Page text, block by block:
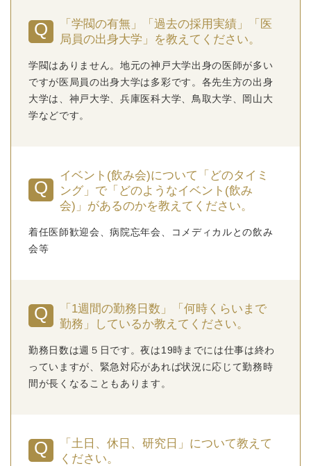
「学閥の有無」「過去の採用実績」「医
局員の出身大学」を教えてください。
学閥はありません。地元の神戸大学出身の医師が多い
ですが医局員の出身大学は多彩です。各先生方の出身
大学は、神戸大学、兵庫医科大学、鳥取大学、岡山大
学などです。
イベント(飲み会)について「どのタイミ
ング」で「どのようなイベント(飲み
会)」があるのかを教えてください。
着任医師歓迎会、病院忘年会、コメディカルとの飲み
会等
「1週間の勤務日数」「何時くらいまで
勤務」しているか教えてください。
勤務日数は週５日です。夜は19時までには仕事は終わ
っていますが、緊急対応があれば状況に応じて勤務時
間が長くなることもあります。
「土日、休日、研究日」について教えて
ください。